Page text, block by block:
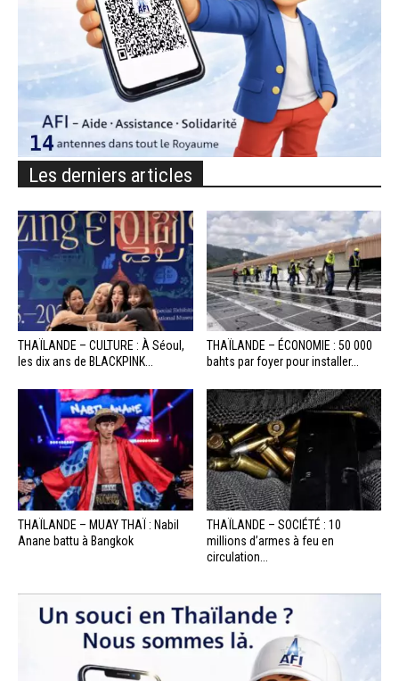
Les derniers articles
THAÏLANDE – CULTURE : À Séoul,
les dix ans de BLACKPINK...
THAÏLANDE – ÉCONOMIE : 50 000
bahts par foyer pour installer...
THAÏLANDE – MUAY THAÏ : Nabil
Anane battu à Bangkok
THAÏLANDE – SOCIÉTÉ : 10
millions d’armes à feu en
circulation...